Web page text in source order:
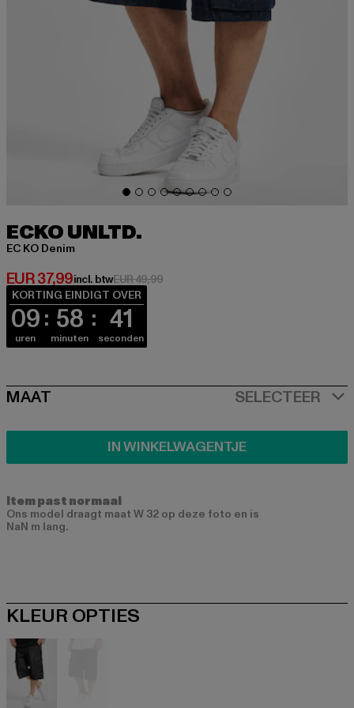
ECKO UNLTD.
EC KO Denim
EUR 37,99
Huidige prijs: EUR 37,99
incl. btwEUR 49,99Actieprijs: EUR 49,99
KORTING EINDIGT OVER
09
uren
58
minuten
41
seconden
SIZE
MAAT SELECTEER
IN WINKELWAGENTJE
Item past normaal
Ons model draagt maat W 32 op deze foto en is
NaN m lang.
KLEUR OPTIES